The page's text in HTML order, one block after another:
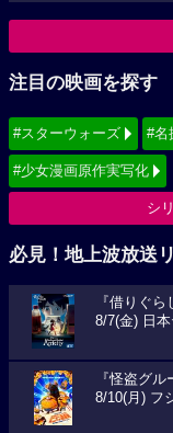
注目の映画を探す
#スターウォーズ #名
#少女漫画原作実写化
シ
必見！地上波放送
『借りぐら
8/7(金) 日
『怪盗グル
8/10(月) フ